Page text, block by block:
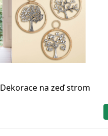
Dekorace na zeď strom